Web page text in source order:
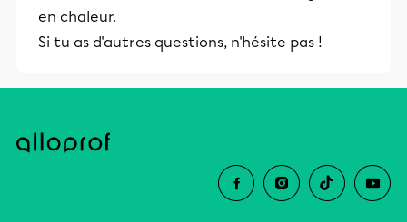
en chaleur.
Si tu as d'autres questions, n'hésite pas !